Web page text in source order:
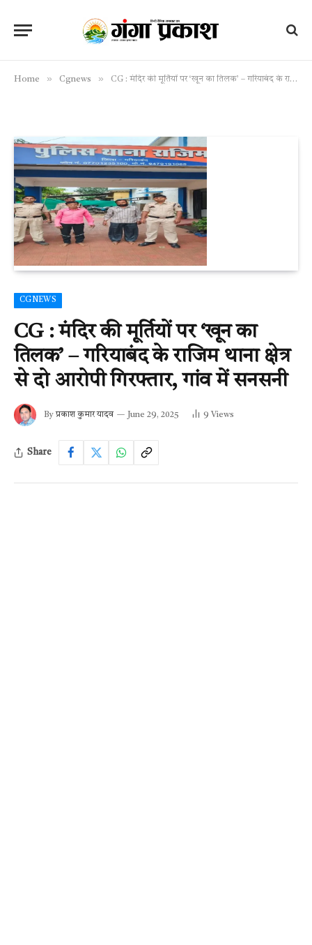
Home » Cgnews » CG : मंदिर की मूर्तियों पर ‘खून का तिलक’ – गरियाबंद के राजिम थाना क्षेत्र से दो आरोपी गिरफ्तार, गांव में सनसनी
CGNEWS
CG : मंदिर की मूर्तियों पर ‘खून का
तिलक’ – गरियाबंद के राजिम थाना क्षेत्र
से दो आरोपी गिरफ्तार, गांव में सनसनी
By प्रकाश कुमार यादव June 29, 2025 9 Views
Share